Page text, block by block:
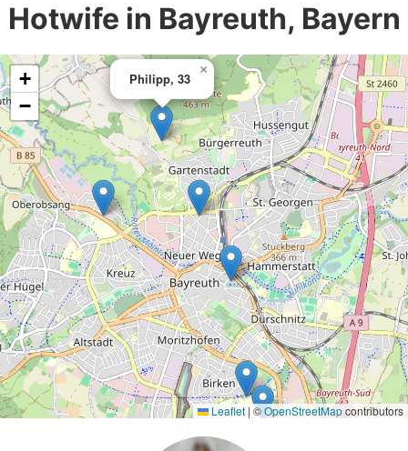
Hotwife in Bayreuth, Bayern
Philipp, 33
×
+
−
Leaflet | ©OpenStreetMapcontributors